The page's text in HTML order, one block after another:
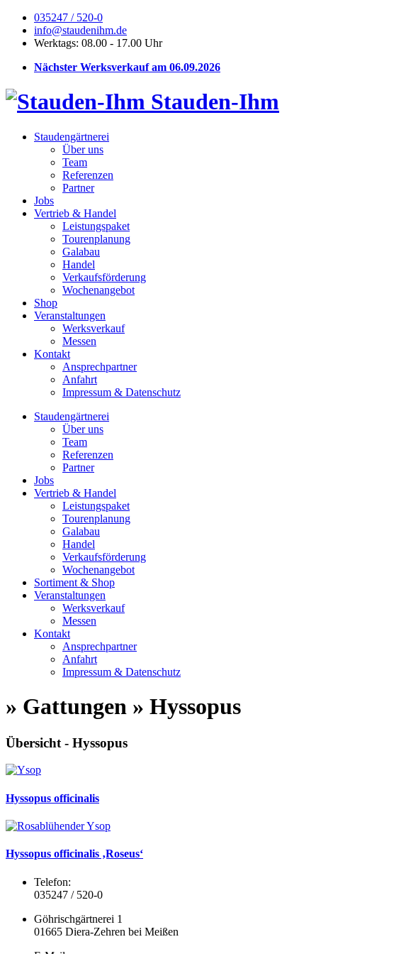
035247 / 520-0
info@staudenihm.de
Werktags: 08.00 - 17.00 Uhr
Nächster Werksverkauf am 06.09.2026
Stauden-Ihm
Staudengärtnerei
Über uns
Team
Referenzen
Partner
Jobs
Vertrieb & Handel
Leistungspaket
Tourenplanung
Galabau
Handel
Verkaufsförderung
Wochenangebot
Shop
Veranstaltungen
Werksverkauf
Messen
Kontakt
Ansprechpartner
Anfahrt
Impressum & Datenschutz
Staudengärtnerei
Über uns
Team
Referenzen
Partner
Jobs
Vertrieb & Handel
Leistungspaket
Tourenplanung
Galabau
Handel
Verkaufsförderung
Wochenangebot
Sortiment & Shop
Veranstaltungen
Werksverkauf
Messen
Kontakt
Ansprechpartner
Anfahrt
Impressum & Datenschutz
» Gattungen » Hyssopus
Übersicht - Hyssopus
Hyssopus officinalis
Hyssopus officinalis ‚Roseus‘
Telefon:
035247 / 520-0
Göhrischgärtnerei 1
01665 Diera-Zehren bei Meißen